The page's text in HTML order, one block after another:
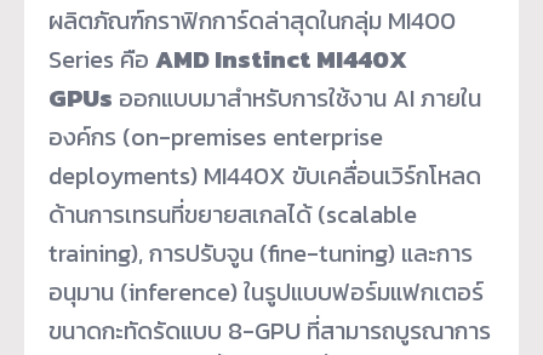
ผลิตภัณฑ์กราฟิกการ์ดล่าสุดในกลุ่ม MI400
Series คือ AMD Instinct MI440X
GPUs ออกแบบมาสำหรับการใช้งาน AI ภายใน
องค์กร (on-premises enterprise
deployments) MI440X ขับเคลื่อนเวิร์กโหลด
ด้านการเทรนที่ขยายสเกลได้ (scalable
training), การปรับจูน (fine-tuning) และการ
อนุมาน (inference) ในรูปแบบฟอร์มแฟกเตอร์
ขนาดกะทัดรัดแบบ 8-GPU ที่สามารถบูรณาการ